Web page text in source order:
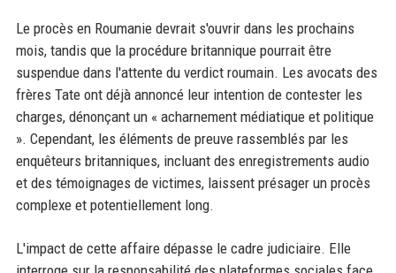
Le procès en Roumanie devrait s'ouvrir dans les prochains
mois, tandis que la procédure britannique pourrait être
suspendue dans l'attente du verdict roumain. Les avocats des
frères Tate ont déjà annoncé leur intention de contester les
charges, dénonçant un « acharnement médiatique et politique
». Cependant, les éléments de preuve rassemblés par les
enquêteurs britanniques, incluant des enregistrements audio
et des témoignages de victimes, laissent présager un procès
complexe et potentiellement long.
L'impact de cette affaire dépasse le cadre judiciaire. Elle